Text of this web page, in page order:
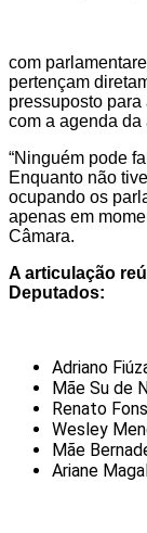
com
pertençam
pressuposto
com a agenda da
“Ninguém pode
Enquanto não
ocupando os
apenas em
Câmara.
A articulação
Deputados:
Adriano
Mãe Su de
Renato
Wesley
Mãe
Ariane